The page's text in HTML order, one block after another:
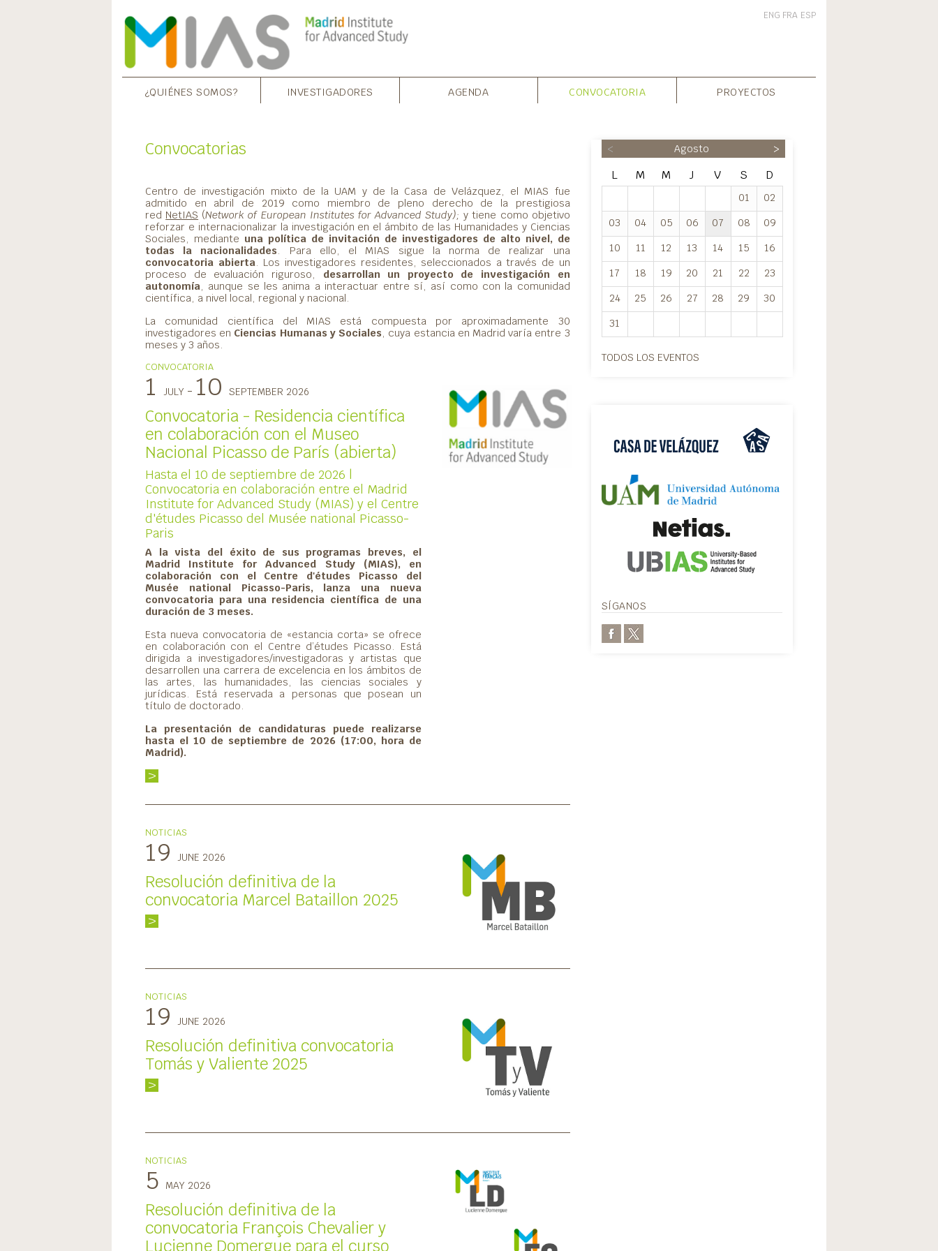
ENG FRA ESP
¿QUIÉNES SOMOS? INVESTIGADORES AGENDA CONVOCATORIA PROYECTOS
Convocatorias
Centro de investigación mixto de la UAM y de la Casa de Velázquez, el MIAS fue
admitido en abril de 2019 como miembro de pleno derecho de la prestigiosa
red NetIAS (Network of European Institutes for Advanced Study);y tiene como objetivo
reforzar e internacionalizar la investigación en el ámbito de las Humanidades y Ciencias
Sociales, mediante una política de invitación de investigadores de alto nivel, de
todas la nacionalidades. Para ello, el MIAS sigue la norma de realizar una
convocatoria abierta. Los investigadores residentes, seleccionados a través de un
proceso de evaluación riguroso, desarrollan un proyecto de investigación en
autonomía, aunque se les anima a interactuar entre sí, así como con la comunidad
científica, a nivel local, regional y nacional.
La comunidad científica del MIAS está compuesta por aproximadamente 30
investigadores en Ciencias Humanas y Sociales, cuya estancia en Madrid varía entre 3
meses y 3 años.
CONVOCATORIA
1 JULY - 10 SEPTEMBER 2026
Convocatoria - Residencia científica
en colaboración con el Museo
Nacional Picasso de París (abierta)
Hasta el 10 de septiembre de 2026 |
Convocatoria en colaboración entre el Madrid
Institute for Advanced Study (MIAS) y el Centre
d'études Picasso del Musée national Picasso-
Paris
A la vista del éxito de sus programas breves, el
Madrid Institute for Advanced Study (MIAS), en
colaboración con el Centre d'études Picasso del
Musée national Picasso-Paris, lanza una nueva
convocatoria para una residencia científica de una
duración de 3 meses.
Esta nueva convocatoria de «estancia corta» se ofrece
en colaboración con el Centre d’études Picasso. Está
dirigida a investigadores/investigadoras y artistas que
desarrollen una carrera de excelencia en los ámbitos de
las artes, las humanidades, las ciencias sociales y
jurídicas. Está reservada a personas que posean un
título de doctorado.
La presentación de candidaturas puede realizarse
hasta el 10 de septiembre de 2026 (17:00, hora de
Madrid).
V
NOTICIAS
19 JUNE 2026
Resolución definitiva de la
convocatoria Marcel Bataillon 2025
V
NOTICIAS
19 JUNE 2026
Resolución definitiva convocatoria
Tomás y Valiente 2025
V
NOTICIAS
5 MAY 2026
Resolución definitiva de la
convocatoria François Chevalier y
Lucienne Domergue para el curso
< Agosto >
L M M J V S D
01
02
03
04 05 06 07 08
09
10
11 12 13 14 15
16
17
18 19 20 21 22
23
24
25 26 27 28 29
30
31
TODOS LOS EVENTOS
SÍGANOS